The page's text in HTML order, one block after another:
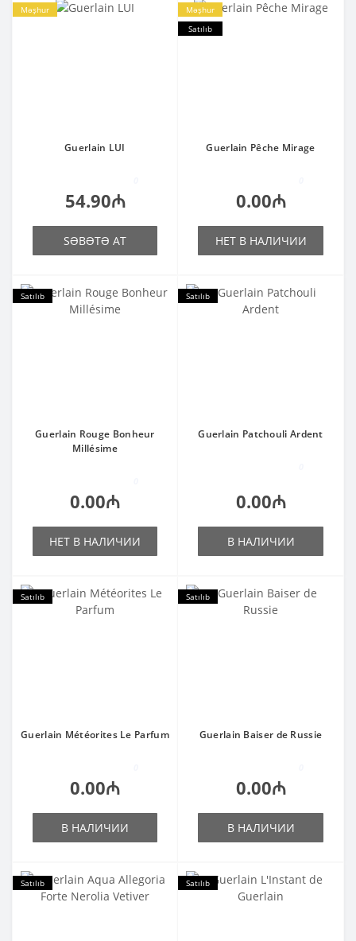
Məşhur
Guerlain LUI
54.90₼
SƏBƏTƏ AT
Məşhur
Satılıb
Guerlain Pêche Mirage
0.00₼
НЕТ В НАЛИЧИИ
Satılıb
Guerlain Rouge Bonheur
Millésime
0.00₼
НЕТ В НАЛИЧИИ
Satılıb
Guerlain Patchouli Ardent
0.00₼
В НАЛИЧИИ
Satılıb
Guerlain Météorites Le Parfum
0.00₼
В НАЛИЧИИ
Satılıb
Guerlain Baiser de Russie
0.00₼
В НАЛИЧИИ
Satılıb Satılıb